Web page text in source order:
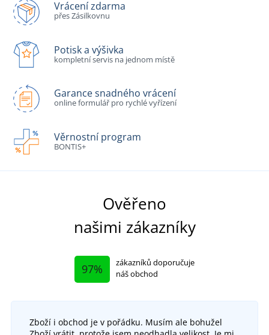
Vrácení zdarma
přes Zásilkovnu
Potisk a výšivka
kompletní servis na jednom místě
Garance snadného vrácení
online formulář pro rychlé vyřízení
Věrnostní program
BONTIS+
Ověřeno
našimi zákazníky
97%
zákazníků doporučuje
náš obchod
Zboží i obchod je v pořádku. Musím ale bohužel